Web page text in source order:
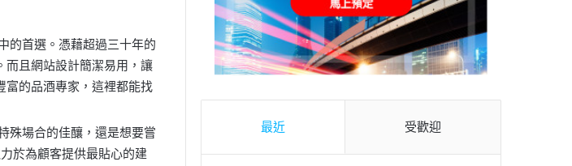
的首選。憑藉超過三十年的
而且網站設計簡潔易用，讓
富的品酒專家，這裡都能找
殊場合的佳釀，還是想要嘗
於為顧客提供最貼心的建
最近 受歡迎